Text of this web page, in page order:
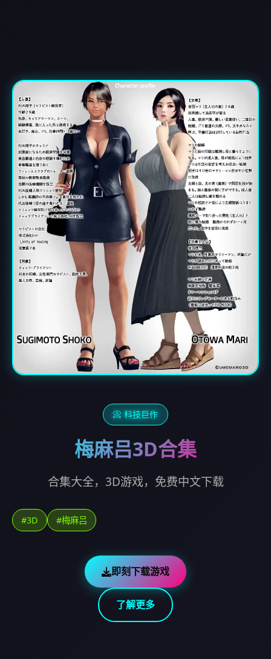
📀 科技巨作
梅麻吕3D合集
合集大全，3D游戏，免费中文下载
#3D #梅麻吕
即刻下载游戏
了解更多